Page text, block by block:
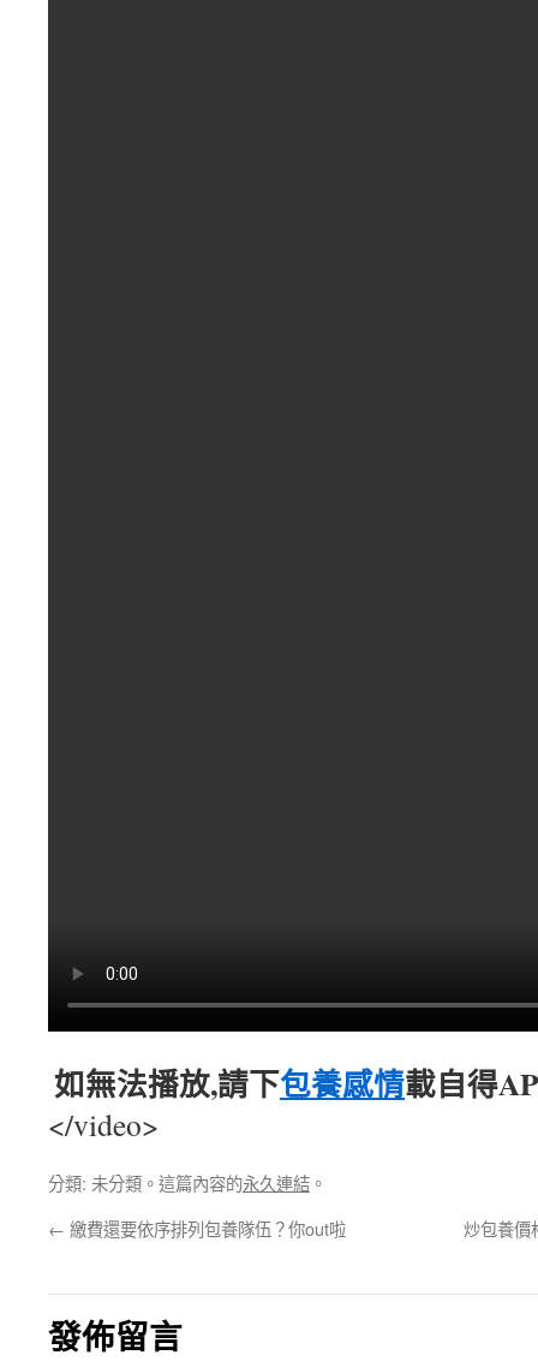
如無法播放,請下包養感情載自得
</video>
分類: 未分類。這篇內容的永久連結 。
← 繳費還要依序排列包養隊伍？你out啦 炒包養價
發佈留言